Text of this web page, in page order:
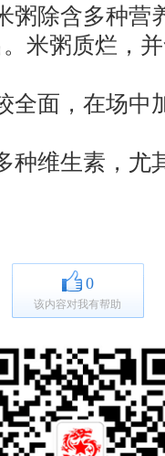
除含多种营
米粥质烂，
面，在场中
维生素，尤
0
该内容对我有帮助